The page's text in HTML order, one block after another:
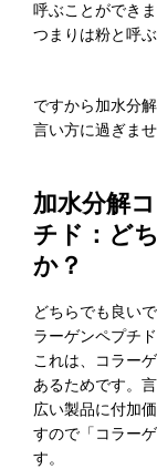
呼ぶことができ
つまりは粉と呼
ですから加水分
言い方に過ぎませ
加水分解
チド：ど
か？
どちらでも良い
ラーゲンペプチ
これは、コラー
あるためです。
広い製品に付加
すので「コラー
す。